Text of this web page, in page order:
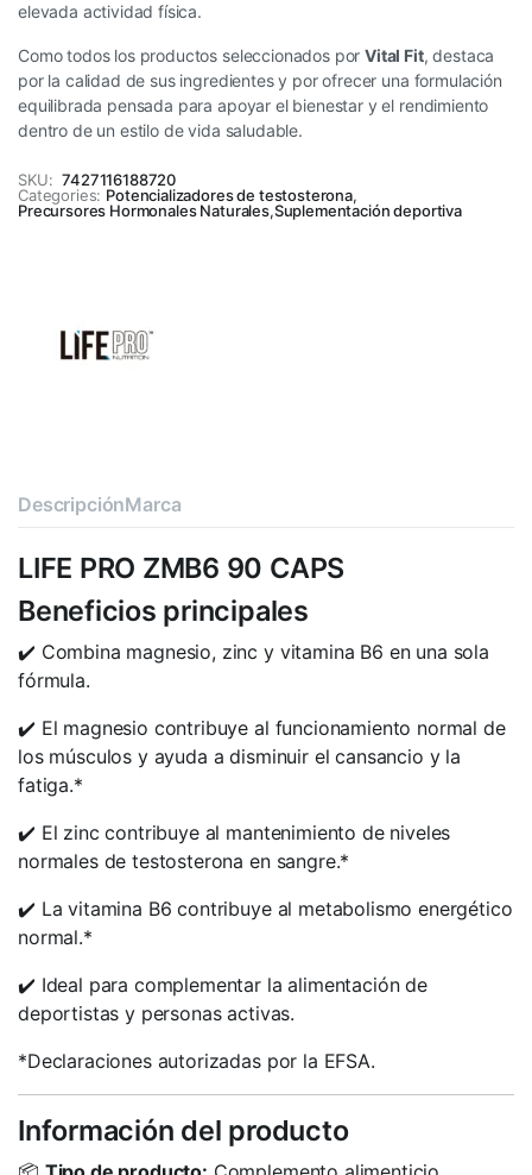
elevada actividad física.
Como todos los productos seleccionados porVital Fit, destaca
por la calidad de sus ingredientes y por ofrecer una formulación
equilibrada pensada para apoyar el bienestar y el rendimiento
dentro de un estilo de vida saludable.
SKU: 7427116188720
Categories: Potencializadores de testosterona,
Precursores Hormonales Naturales,Suplementación deportiva
DescripciónMarca
LIFE PRO ZMB6 90 CAPS
Beneficios principales
✔️ Combina magnesio, zinc y vitamina B6 en una sola
fórmula.
✔️ El magnesio contribuye al funcionamiento normal de
los músculos y ayuda a disminuir el cansancio y la
fatiga.*
✔️ El zinc contribuye al mantenimiento de niveles
normales de testosterona en sangre.*
✔️ La vitamina B6 contribuye al metabolismo energético
normal.*
✔️ Ideal para complementar la alimentación de
deportistas y personas activas.
*Declaraciones autorizadas por la EFSA.
Información del producto